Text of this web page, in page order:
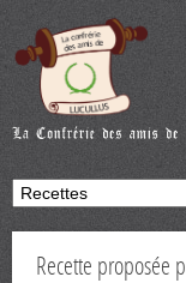
Recette proposée